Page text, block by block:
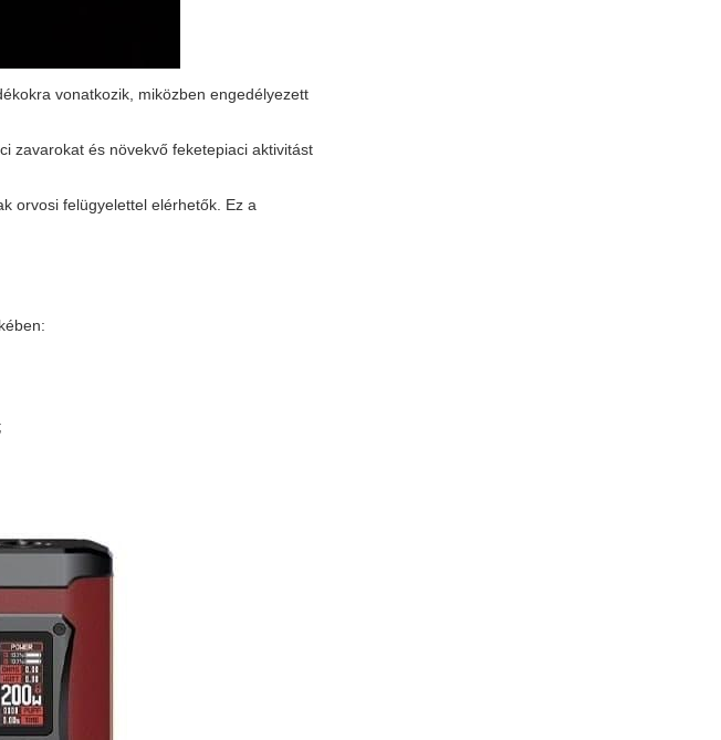
vonatkozik, miközben engedélyezett
zavarokat és növekvő feketepiaci aktivitást
orvosi felügyelettel elérhetők. Ez a